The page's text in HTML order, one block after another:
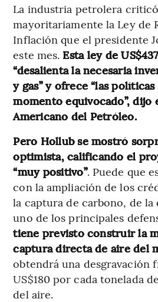
La industria petrolera criticó
mayoritariamente la Ley de
Inflación que el presidente
este mes. Esta ley de
“desalienta la necesaria
y gas” y ofrece “las
momento equivocado”,
Americano del Petróleo.
Pero Hollub se mostró
optimista, calificando el
“muy positivo”. Puede que
con la ampliación de los
la captura de carbono, de la
uno de los principales
tiene previsto construir la
captura directa de aire del
obtendrá una desgravación
US$180 por cada tonelada
del aire.